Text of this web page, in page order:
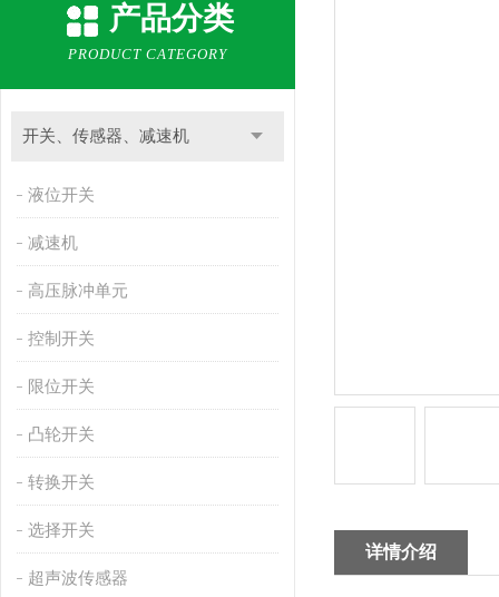
产品分类
PRODUCT CATEGORY
开关、传感器、减速机
液位开关
减速机
高压脉冲单元
控制开关
限位开关
凸轮开关
转换开关
选择开关
超声波传感器
详情介绍